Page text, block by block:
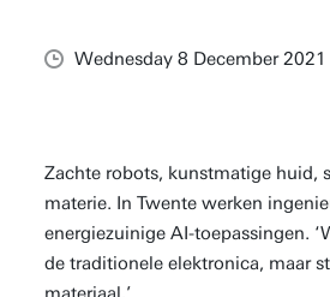
Wednesday 8 December 2021
Zachte robots, kunstmatige huid,
materie. In Twente werken
energiezuinige AI-toepassingen.
de traditionele elektronica, maar